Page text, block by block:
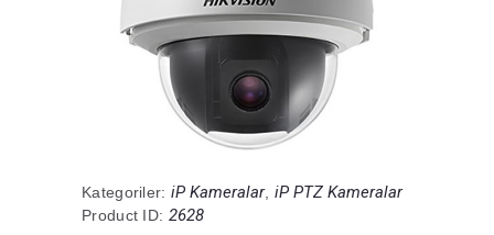
Kategoriler: iP Kameralar, iP PTZ Kameralar
Product ID: 2628